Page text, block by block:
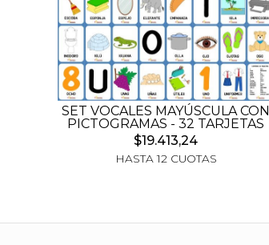
SET VOCALES MAYÚSCULA CON
PICTOGRAMAS - 32 TARJETAS
$19.413,24
HASTA 12 CUOTAS